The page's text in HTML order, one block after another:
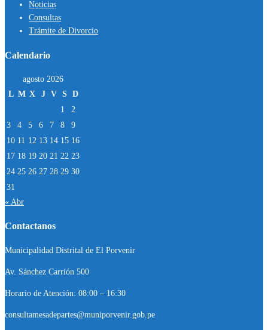
Noticias
Consultas
Trámite de Divorcio
Calendario
agosto 2026
L M X J V S D
1
2
3
4 5 6 7 8
9
10 11 12 13 14 15 16
17 18 19 20 21 22 23
24 25 26 27 28 29 30
31
« Abr
Contactanos
Municipalidad Distrital de El Porvenir
Av. Sánchez Carrión 500
Horario de Atención: 08:00 – 16:30
consultamesadepartes@muniporvenir.gob.pe